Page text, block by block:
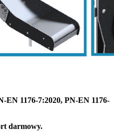
EN 1176-7:2020, PN-EN 1176-
darmowy.